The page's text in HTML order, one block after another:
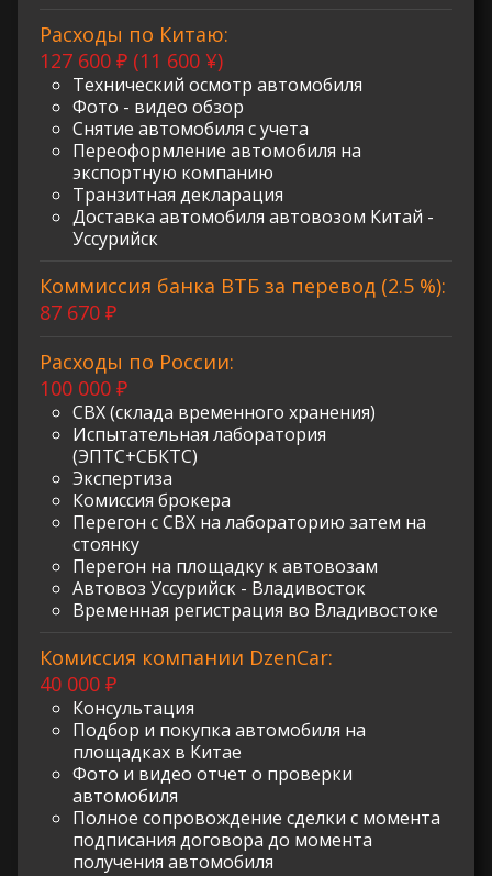
Расходы по Китаю:
127 600 ₽ (11 600 ¥)
Технический осмотр автомобиля
Фото - видео обзор
Снятие автомобиля с учета
Переоформление автомобиля на
экспортную компанию
Транзитная декларация
Доставка автомобиля автовозом Китай -
Уссурийск
Коммиссия банка ВТБ за перевод (2.5 %):
87 670 ₽
Расходы по России:
100 000 ₽
СВХ (склада временного хранения)
Испытательная лаборатория
(ЭПТС+СБКТС)
Экспертиза
Комиссия брокера
Перегон с СВХ на лабораторию затем на
стоянку
Перегон на площадку к автовозам
Автовоз Уссурийск - Владивосток
Временная регистрация во Владивостоке
Комиссия компании DzenCar:
40 000 ₽
Консультация
Подбор и покупка автомобиля на
площадках в Китае
Фото и видео отчет о проверки
автомобиля
Полное сопровождение сделки с момента
подписания договора до момента
получения автомобиля